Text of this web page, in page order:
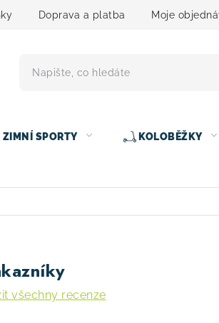
Doprava a platba Moje
ZIMNÍ SPORTY KOLOBĚŽKY
všechny recenze